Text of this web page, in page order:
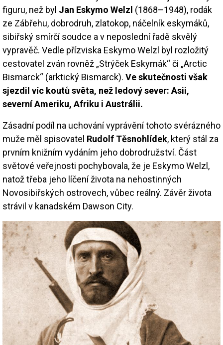
figuru, než byl Jan Eskymo Welzl (1868–1948), rodák
ze Zábřehu, dobrodruh, zlatokop, náčelník eskymáků,
sibiřský smírčí soudce a v neposlední řadě skvělý
vypravěč. Vedle přízviska Eskymo Welzl byl rozložitý
cestovatel zván rovněž „Strýček Eskymák“ či „Arctic
Bismarck“ (arktický Bismarck). Ve skutečnosti však
sjezdil víc koutů světa, než ledový sever: Asii,
severní Ameriku, Afriku i Austrálii.
Zásadní podíl na uchování vyprávění tohoto svérázného
muže měl spisovatel Rudolf Těsnohlídek, který stál za
prvním knižním vydáním jeho dobrodružství. Část
světové veřejnosti pochybovala, že je Eskymo Welzl,
natož třeba jeho líčení života na nehostinných
Novosibiřských ostrovech, vůbec reálný. Závěr života
strávil v kanadském Dawson City.
Image